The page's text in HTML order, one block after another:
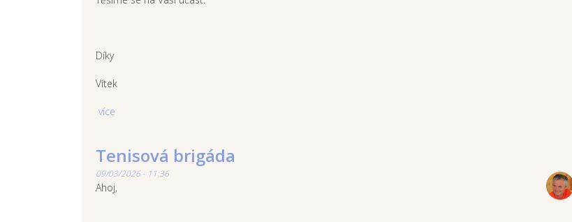
Díky
Vítek
více
Tenisová brigáda
09/03/2026 - 11:36
Ahoj,